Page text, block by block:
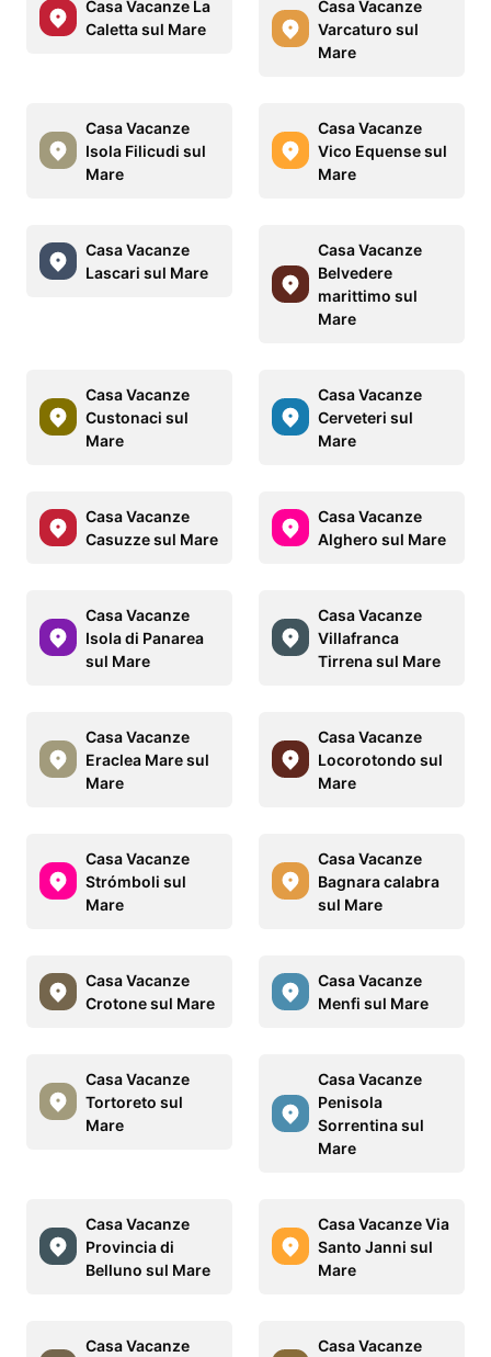
Casa Vacanze La
Caletta sul Mare
Casa Vacanze
Varcaturo sul
Mare
Casa Vacanze
Isola Filicudi sul
Mare
Casa Vacanze
Vico Equense sul
Mare
Casa Vacanze
Lascari sul Mare
Casa Vacanze
Belvedere
marittimo sul
Mare
Casa Vacanze
Custonaci sul
Mare
Casa Vacanze
Cerveteri sul
Mare
Casa Vacanze
Casuzze sul Mare
Casa Vacanze
Alghero sul Mare
Casa Vacanze
Isola di Panarea
sul Mare
Casa Vacanze
Villafranca
Tirrena sul Mare
Casa Vacanze
Eraclea Mare sul
Mare
Casa Vacanze
Locorotondo sul
Mare
Casa Vacanze
Strómboli sul
Mare
Casa Vacanze
Bagnara calabra
sul Mare
Casa Vacanze
Crotone sul Mare
Casa Vacanze
Menfi sul Mare
Casa Vacanze
Tortoreto sul
Mare
Casa Vacanze
Penisola
Sorrentina sul
Mare
Casa Vacanze
Provincia di
Belluno sul Mare
Casa Vacanze Via
Santo Janni sul
Mare
Casa Vacanze
Casa Vacanze